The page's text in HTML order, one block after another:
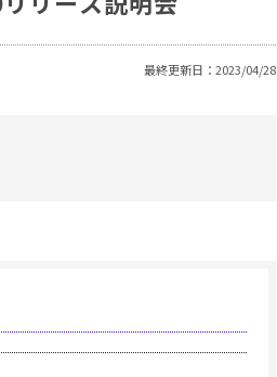
最終更新日：2023/04/28